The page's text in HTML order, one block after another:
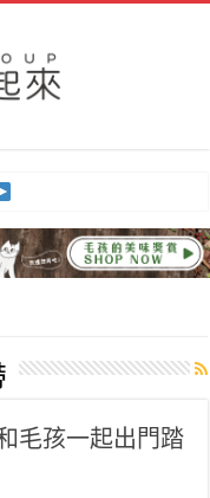
毛孩一起出門踏